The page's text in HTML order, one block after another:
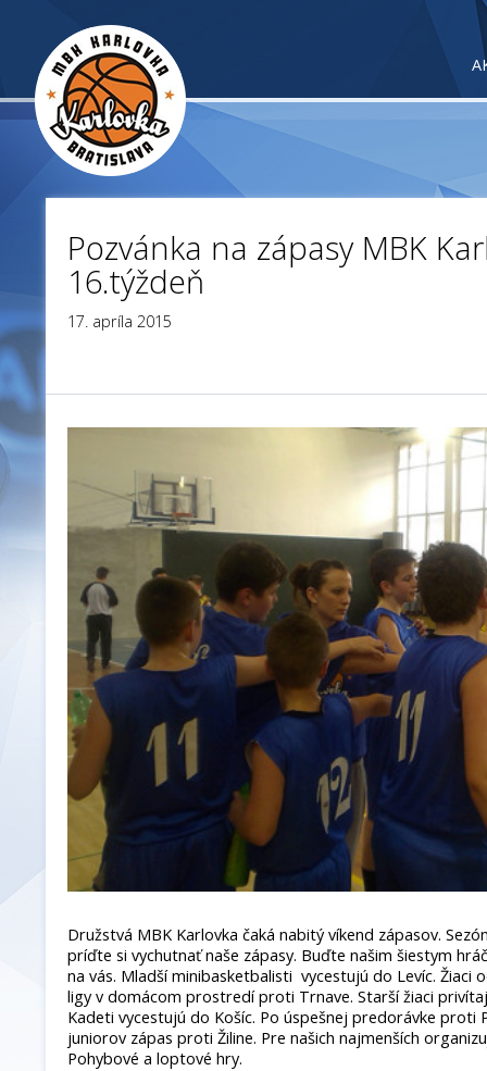
Pozvánka na zápasy MBK
16.týždeň
17. apríla 2015
Družstvá MBK Karlovka čaká nabitý víkend zápasov.
príďte si vychutnať naše zápasy. Buďte našim šiestym
na vás. Mladší minibasketbalisti vycestujú do Levíc. Žiaci
ligy v domácom prostredí proti Trnave. Starší žiaci
Kadeti vycestujú do Košíc. Po úspešnej predorávke proti
juniorov zápas proti Žiline. Pre našich najmenších
Pohybové a loptové hry.